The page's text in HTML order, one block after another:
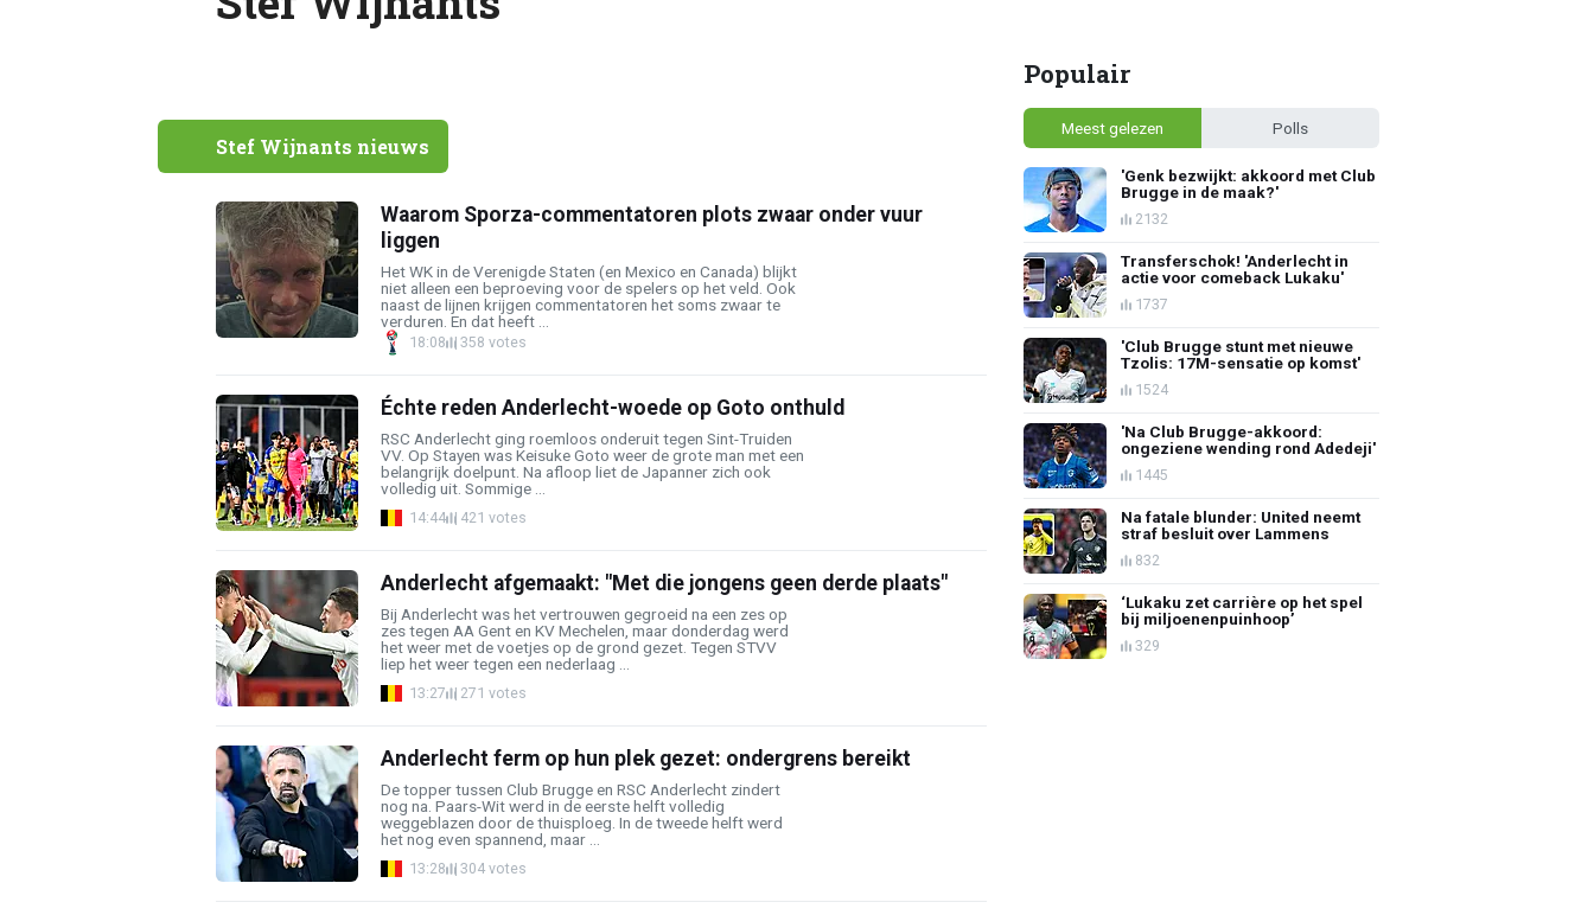
Stef Wijnants nieuws
Waarom Sporza-commentatoren plots zwaar onder vuur
liggen
Het WK in de Verenigde Staten (en Mexico en Canada) blijkt
niet alleen een beproeving voor de spelers op het veld. Ook
naast de lijnen krijgen commentatoren het soms zwaar te
verduren. En dat heeft ...
18:08 358 votes
Échte reden Anderlecht-woede op Goto onthuld
RSC Anderlecht ging roemloos onderuit tegen Sint-Truiden
VV. Op Stayen was Keisuke Goto weer de grote man met een
belangrijk doelpunt. Na afloop liet de Japanner zich ook
volledig uit. Sommige ...
14:44 421 votes
Anderlecht afgemaakt: "Met die jongens geen derde plaats"
Bij Anderlecht was het vertrouwen gegroeid na een zes op
zes tegen AA Gent en KV Mechelen, maar donderdag werd
het weer met de voetjes op de grond gezet. Tegen STVV
liep het weer tegen een nederlaag ...
13:27 271 votes
Anderlecht ferm op hun plek gezet: ondergrens bereikt
De topper tussen Club Brugge en RSC Anderlecht zindert
nog na. Paars-Wit werd in de eerste helft volledig
weggeblazen door de thuisploeg. In de tweede helft werd
het nog even spannend, maar ...
13:28 304 votes
Populair
Meest gelezen Polls
'Genk bezwijkt: akkoord met Club
Brugge in de maak?'
2132
Transferschok! 'Anderlecht in
actie voor comeback Lukaku'
1737
'Club Brugge stunt met nieuwe
Tzolis: 17M-sensatie op komst'
1524
'Na Club Brugge-akkoord:
ongeziene wending rond Adedeji'
1445
Na fatale blunder: United neemt
straf besluit over Lammens
832
‘Lukaku zet carrière op het spel
bij miljoenenpuinhoop’
329